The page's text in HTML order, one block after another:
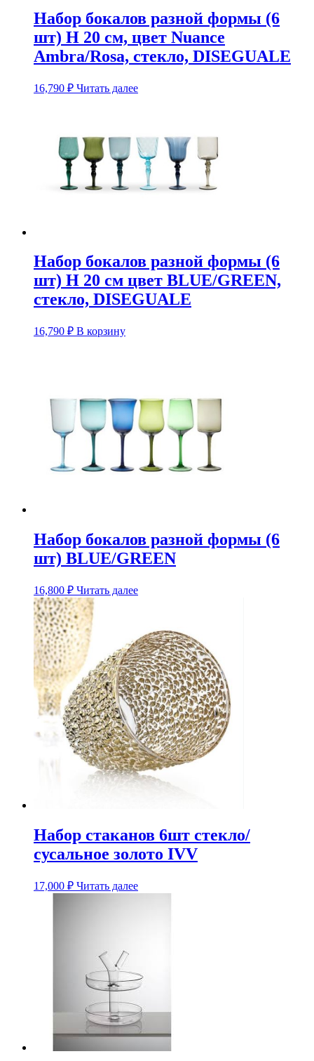
Набор бокалов разной формы (6
шт) H 20 см, цвет Nuance
Ambra/Rosa, стекло, DISEGUALE
16,790 ₽ Читать далее
Набор бокалов разной формы (6
шт) H 20 см цвет BLUE/GREEN,
стекло, DISEGUALE
16,790 ₽ В корзину
Набор бокалов разной формы (6
шт) BLUE/GREEN
16,800 ₽ Читать далее
Набор стаканов 6шт стекло/
сусальное золото IVV
17,000 ₽ Читать далее